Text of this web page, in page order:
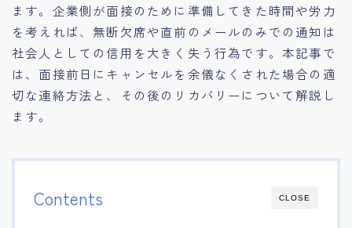
16.エージェントと良好な関係を築く方法
17.面接でブランクを効果的に伝える方法
18.転職後の職場に適応するためのヒント
ます。企業側が面接のために準備してきた時間や労力
を考えれば、無断欠席や直前のメールのみでの通知は
社会人としての信用を大きく失う行為です。本記事で
は、面接前日にキャンセルを余儀なくされた場合の適
切な連絡方法と、その後のリカバリーについて解説し
ます。
CLOSE
Contents